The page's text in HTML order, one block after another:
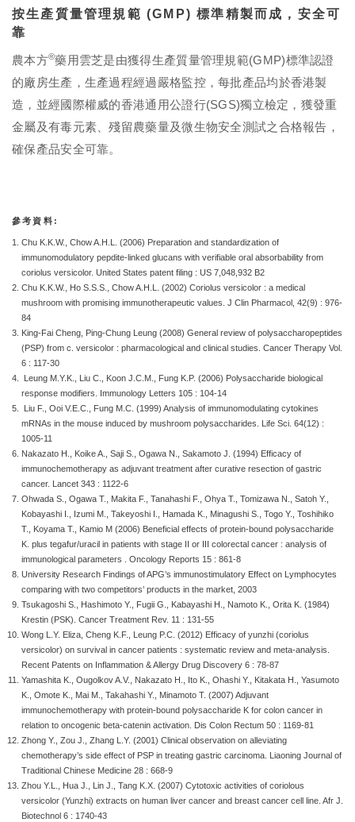
按生產質量管理規範 (GMP) 標準精製而成，安全可
靠
農本方®藥用雲芝是由獲得生產質量管理規範(GMP)標準認證
的廠房生產，生產過程經過嚴格監控，每批產品均於香港製
造，並經國際權威的香港通用公證行(SGS)獨立檢定，獲發重
金屬及有毒元素、殘留農藥量及微生物安全測試之合格報告，
確保產品安全可靠。
參考資料:
Chu K.K.W., Chow A.H.L. (2006) Preparation and standardization of
immunomodulatory pepdite-linked glucans with verifiable oral absorbability from
coriolus versicolor. United States patent filing : US 7,048,932 B2
Chu K.K.W., Ho S.S.S., Chow A.H.L. (2002) Coriolus versicolor : a medical
mushroom with promising immunotherapeutic values. J Clin Pharmacol, 42(9) : 976-
84
King-Fai Cheng, Ping-Chung Leung (2008) General review of polysaccharopeptides
(PSP) from c. versicolor : pharmacological and clinical studies. Cancer Therapy Vol.
6 : 117-30
Leung M.Y.K., Liu C., Koon J.C.M., Fung K.P. (2006) Polysaccharide biological
response modifiers. Immunology Letters 105 : 104-14
Liu F., Ooi V.E.C., Fung M.C. (1999) Analysis of immunomodulating cytokines
mRNAs in the mouse induced by mushroom polysaccharides. Life Sci. 64(12) :
1005-11
Nakazato H., Koike A., Saji S., Ogawa N., Sakamoto J. (1994) Efficacy of
immunochemotherapy as adjuvant treatment after curative resection of gastric
cancer. Lancet 343 : 1122-6
Ohwada S., Ogawa T., Makita F., Tanahashi F., Ohya T., Tomizawa N., Satoh Y.,
Kobayashi I., Izumi M., Takeyoshi I., Hamada K., Minagushi S., Togo Y., Toshihiko
T., Koyama T., Kamio M (2006) Beneficial effects of protein-bound polysaccharide
K. plus tegafur/uracil in patients with stage II or III colorectal cancer : analysis of
immunological parameters . Oncology Reports 15 : 861-8
University Research Findings of APG’s immunostimulatory Effect on Lymphocytes
comparing with two competitors’ products in the market, 2003
Tsukagoshi S., Hashimoto Y., Fugii G., Kabayashi H., Namoto K., Orita K. (1984)
Krestin (PSK). Cancer Treatment Rev. 11 : 131-55
Wong L.Y. Eliza, Cheng K.F., Leung P.C. (2012) Efficacy of yunzhi (coriolus
versicolor) on survival in cancer patients : systematic review and meta-analysis.
Recent Patents on Inflammation & Allergy Drug Discovery 6 : 78-87
Yamashita K., Ougolkov A.V., Nakazato H., Ito K., Ohashi Y., Kitakata H., Yasumoto
K., Omote K., Mai M., Takahashi Y., Minamoto T. (2007) Adjuvant
immunochemotherapy with protein-bound polysaccharide K for colon cancer in
relation to oncogenic beta-catenin activation. Dis Colon Rectum 50 : 1169-81
Zhong Y., Zou J., Zhang L.Y. (2001) Clinical observation on alleviating
chemotherapy’s side effect of PSP in treating gastric carcinoma. Liaoning Journal of
Traditional Chinese Medicine 28 : 668-9
Zhou Y.L., Hua J., Lin J., Tang K.X. (2007) Cytotoxic activities of coriolous
versicolor (Yunzhi) extracts on human liver cancer and breast cancer cell line. Afr J.
Biotechnol 6 : 1740-43